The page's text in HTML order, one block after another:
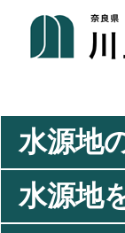
水源地
水源地